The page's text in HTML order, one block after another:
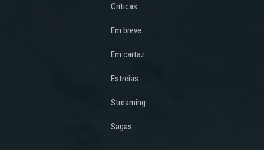
Críticas
Em breve
Em cartaz
Estreias
Streaming
Sagas